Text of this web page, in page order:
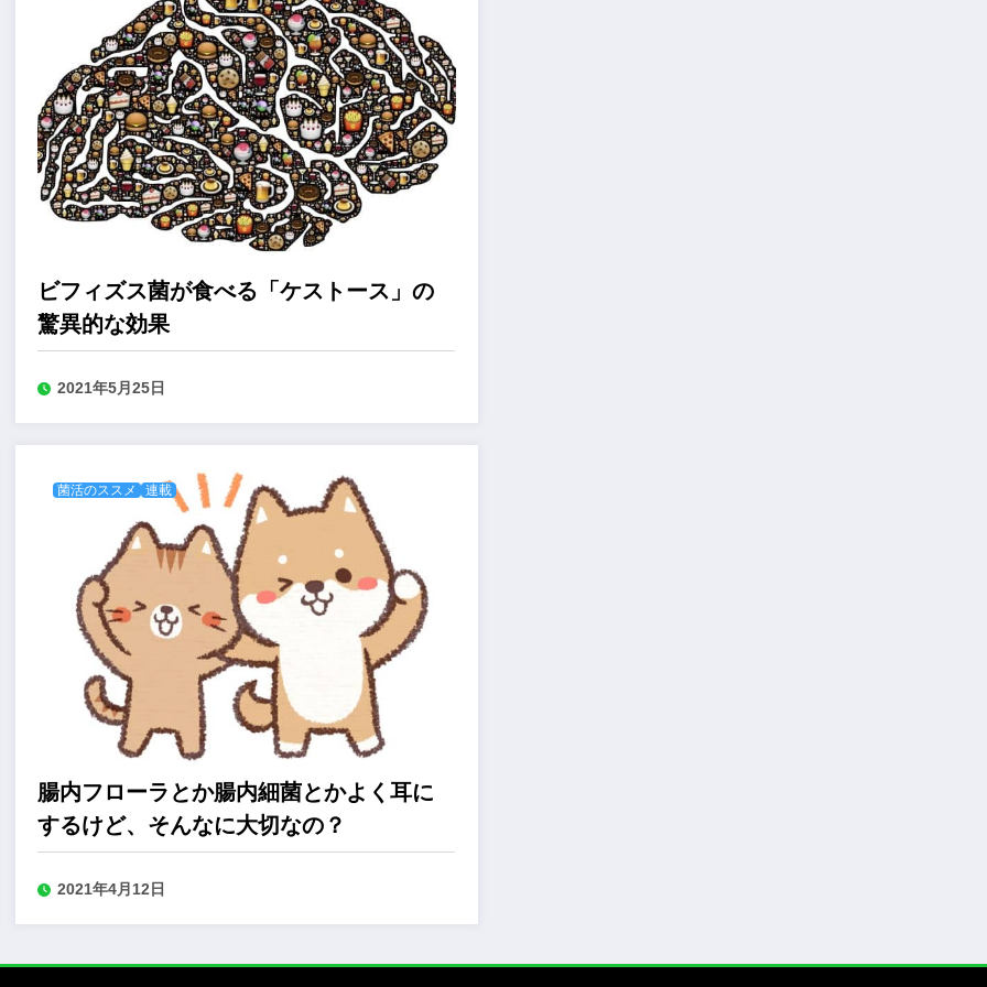
ビフィズス菌が食べる「ケストース」の
驚異的な効果
2021年5月25日
菌活のススメ 連載
腸内フローラとか腸内細菌とかよく耳に
するけど、そんなに大切なの？
2021年4月12日